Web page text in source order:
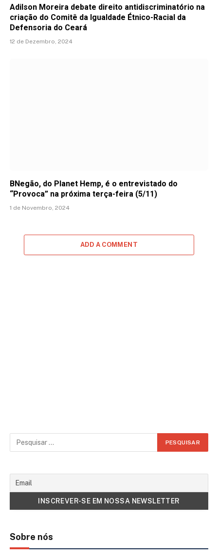
Adilson Moreira debate direito antidiscriminatório na
criação do Comitê da Igualdade Étnico-Racial da
Defensoria do Ceará
12 de Dezembro, 2024
BNegão, do Planet Hemp, é o entrevistado do
“Provoca” na próxima terça-feira (5/11)
1 de Novembro, 2024
ADD A COMMENT
Sobre nós